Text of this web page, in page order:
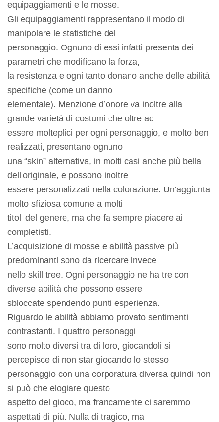
equipaggiamenti e le mosse.
Gli equipaggiamenti rappresentano il modo di
manipolare le statistiche del
personaggio. Ognuno di essi infatti presenta dei
parametri che modificano la forza,
la resistenza e ogni tanto donano anche delle abilità
specifiche (come un danno
elementale). Menzione d’onore va inoltre alla
grande varietà di costumi che oltre ad
essere molteplici per ogni personaggio, e molto ben
realizzati, presentano ognuno
una “skin” alternativa, in molti casi anche più bella
dell’originale, e possono inoltre
essere personalizzati nella colorazione. Un’aggiunta
molto sfiziosa comune a molti
titoli del genere, ma che fa sempre piacere ai
completisti.
L’acquisizione di mosse e abilità passive più
predominanti sono da ricercare invece
nello skill tree. Ogni personaggio ne ha tre con
diverse abilità che possono essere
sbloccate spendendo punti esperienza.
Riguardo le abilità abbiamo provato sentimenti
contrastanti. I quattro personaggi
sono molto diversi tra di loro, giocandoli si
percepisce di non star giocando lo stesso
personaggio con una corporatura diversa quindi non
si può che elogiare questo
aspetto del gioco, ma francamente ci saremmo
aspettati di più. Nulla di tragico, ma